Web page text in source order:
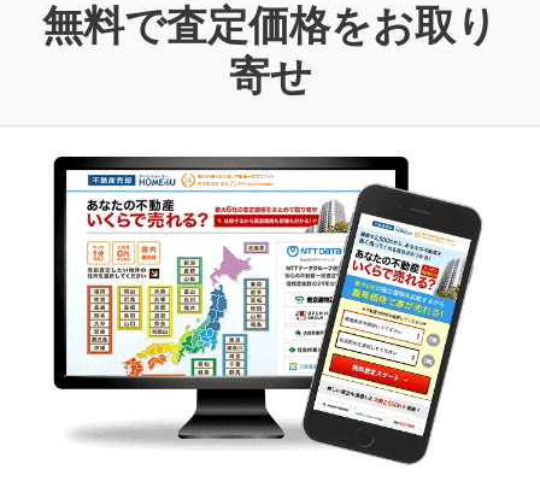
無料で査定価格をお取り
寄せ